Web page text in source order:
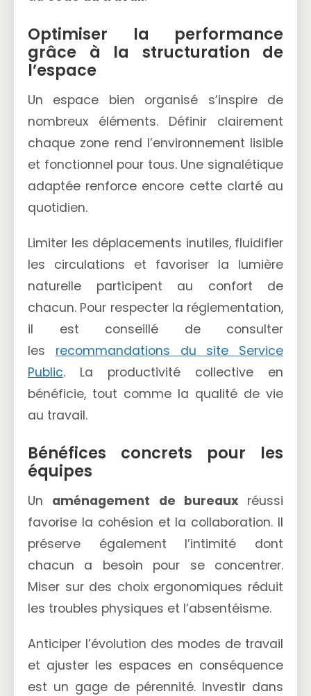
Optimiser la performance
grâce à la structuration de
l’espace
Un espace bien organisé s’inspire de
nombreux éléments. Définir clairement
chaque zone rend l’environnement lisible
et fonctionnel pour tous. Une signalétique
adaptée renforce encore cette clarté au
quotidien.
Limiter les déplacements inutiles, fluidifier
les circulations et favoriser la lumière
naturelle participent au confort de
chacun. Pour respecter la réglementation,
il est conseillé de consulter
les
recommandations du site Service
Public. La productivité collective en
bénéficie, tout comme la qualité de vie
au travail.
Bénéfices concrets pour les
équipes
Un aménagement de bureaux réussi
favorise la cohésion et la collaboration. Il
préserve également l’intimité dont
chacun a besoin pour se concentrer.
Miser sur des choix ergonomiques réduit
les troubles physiques et l’absentéisme.
Anticiper l’évolution des modes de travail
et ajuster les espaces en conséquence
est un gage de pérennité. Investir dans